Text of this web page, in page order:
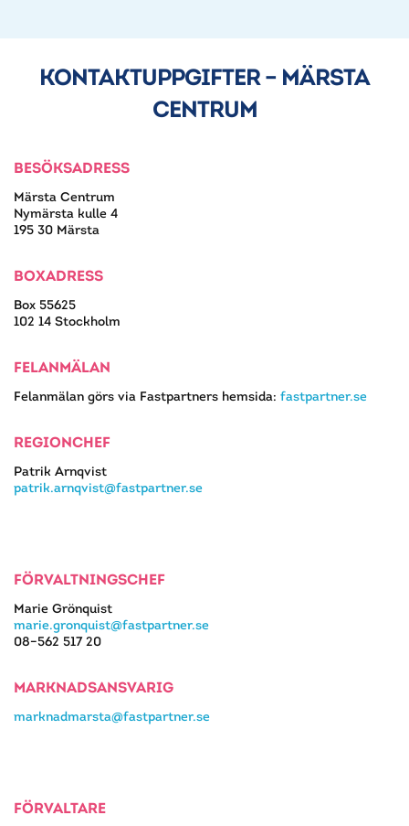
KONTAKTUPPGIFTER – MÄRSTA
CENTRUM
BESÖKSADRESS
Märsta Centrum
Nymärsta kulle 4
195 30 Märsta
BOXADRESS
Box 55625
102 14 Stockholm
FELANMÄLAN
Felanmälan görs via Fastpartners hemsida: fastpartner.se
REGIONCHEF
Patrik Arnqvist
patrik.arnqvist@fastpartner.se
FÖRVALTNINGSCHEF
Marie Grönquist
marie.gronquist@fastpartner.se
08–562 517 20
MARKNADSANSVARIG
marknadmarsta@fastpartner.se
FÖRVALTARE